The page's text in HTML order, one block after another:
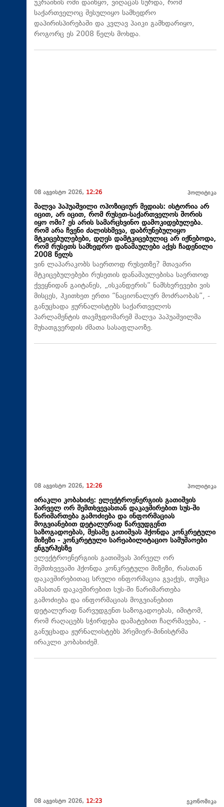
უკრაინის ომი დაიწყო, ვიღაცას სურდა, რომ
საქართველოც შესულიყო სამხედრო
დაპირისპირებაში და კვლავ პაიკი გამხდარიყო,
როგორც ეს 2008 წელს მოხდა.
08 აგვისტო 2026, 12:26 პოლიტიკა
შალვა პაპუაშვილი ოპოზიციურ მედიას: ისტორია არ
იცით, არ იცით, რომ რუსეთ-საქართველოს შორის
იყო ომი? ეს არის სამარცხვინო დამოკიდებულება.
რომ არა ჩვენი ძალისხმევა, დაბრუნებულიყო
მტკიცებულებები, დღეს დამტკიცებულიც არ იქნებოდა,
რომ რუსეთს სამხედრო დანაშაულები აქვს ჩადენილი
2008 წელს
ვინ ლაპარაკობს საერთოდ რუსეთზე? მთავარი
მტკიცებულებები რუსეთის დანაშაულებისა საერთოდ
ქვეყნიდან გაიტანეს, „ისკანდერის“ ნამსხვრევები ვის
მისცეს, ჰკითხეთ ერთი “ნაციონალურ მოძრაობას”, -
განუცხადა ჟურნალისტებს საქართველოს
პარლამენტის თავმჯდომარემ შალვა პაპუაშვილმა
მუხათგვერდის ძმათა სასაფლაოზე.
08 აგვისტო 2026, 12:26 პოლიტიკა
ირაკლი კობახიძე: ელექტროენერგიის გათიშვის
პირველ ორ შემთხვევასთან დაკავშირებით სუს-ში
წარიმართება გამოძიება და ინფორმაციას
მოგვიანებით დეტალურად წარვუდგენთ
საზოგადოებას, მესამე გათიშვას ჰქონდა კონკრეტული
მიზეზი - კონკრეტული სარეაბილიტაციო სამუშაოები
ენგურჰესზე
ელექტროენერგიის გათიშვას პირველ ორ
შემთხვევაში ჰქონდა კონკრეტული მიზეზი, რასთან
დაკავშირებითაც სრული ინფორმაცია გვაქვს, თუმცა
ამასთან დაკავშირებით სუს-ში წარიმართება
გამოძიება და ინფორმაციას მოგვიანებით
დეტალურად წარვუდგენთ საზოგადოებას, იმიტომ,
რომ რაღაცებს სჭირდება დამატებით ჩაღრმავება, -
განუცხადა ჟურნალისტებს პრემიერ-მინისტრმა
ირაკლი კობახიძემ.
08 აგვისტო 2026, 12:23 ეკონომიკა